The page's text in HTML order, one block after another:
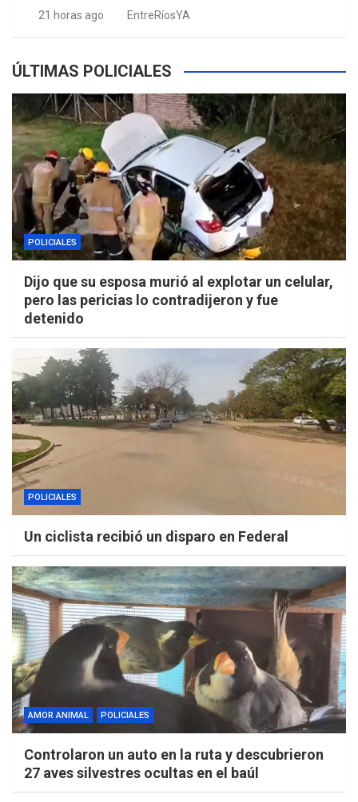
21 horas ago EntreRíosYA
ÚLTIMAS POLICIALES
POLICIALES
Dijo que su esposa murió al explotar un celular,
pero las pericias lo contradijeron y fue
detenido
POLICIALES
Un ciclista recibió un disparo en Federal
AMOR ANIMAL POLICIALES
Controlaron un auto en la ruta y descubrieron
27 aves silvestres ocultas en el baúl